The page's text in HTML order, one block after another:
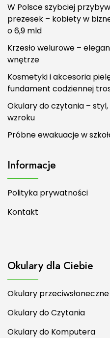
W Polsce szybciej
prezesek – kobiety w
o 6,9 mld
Krzesło welurowe –
wnętrze
Kosmetyki i akcesoria
fundament codziennej
Okulary do czytania –
wzroku
Próbne ewakuacje w
Informacje
Polityka prywatności
Kontakt
Okulary dla Ciebie
Okulary przeciwsłoneczne
Okulary do Czytania
Okulary do Komputera